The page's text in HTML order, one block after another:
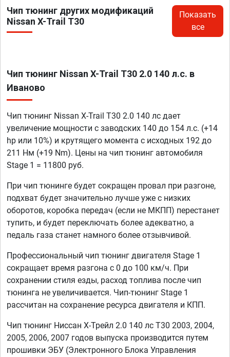
Чип тюнинг других модификаций
Nissan X-Trail T30
Показать
все
Чип тюнинг Nissan X-Trail T30 2.0 140 л.с. в
Иваново
Чип тюнинг Nissan X-Trail T30 2.0 140 лс дает
увеличение мощности с заводских 140 до 154 л.с. (+14
hp или 10%) и крутящего момента с исходных 192 до
211 Нм (+19 Nm). Цены на чип тюнинг автомобиля
Stage 1 = 11800 руб.
При чип тюнинге будет сокращен провал при разгоне,
подхват будет значительно лучше уже с низких
оборотов, коробка передач (если не МКПП) перестанет
тупить, и будет переключать более адекватно, а
педаль газа станет намного более отзывчивой.
Профессиональный чип тюнинг двигателя Stage 1
сокращает время разгона с 0 до 100 км/ч. При
сохранении стиля езды, расход топлива после чип
тюнинга не увеличивается. Чип-тюнинг Stage 1
рассчитан на сохранение ресурса двигателя и КПП.
Чип тюнинг Ниссан Х-Трейл 2.0 140 лс T30 2003, 2004,
2005, 2006, 2007 годов выпуска производится путем
прошивки ЭБУ (Электронного Блока Управления